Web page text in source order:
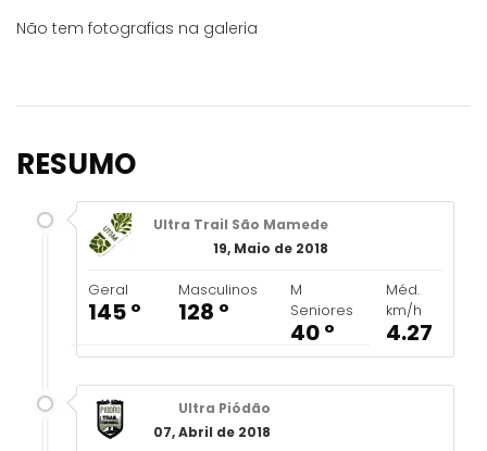
Não tem fotografias na galeria
RESUMO
Ultra Trail São Mamede
19, Maio de 2018
Geral
145 º
Masculinos
128 º
M
Seniores
40 º
Méd.
km/h
4.27
Ultra Piódão
07, Abril de 2018